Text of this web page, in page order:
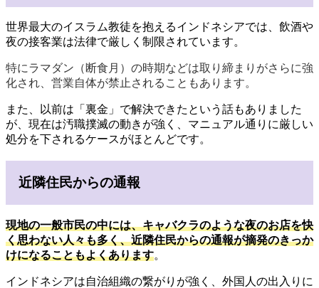
世界最大のイスラム教徒を抱えるインドネシアでは、飲酒や
夜の接客業は法律で厳しく制限されています。
特にラマダン（断食月）の時期などは取り締まりがさらに強
化され、営業自体が禁止されることもあります。
また、以前は「裏金」で解決できたという話もありました
が、現在は汚職撲滅の動きが強く、マニュアル通りに厳しい
処分を下されるケースがほとんどです。
近隣住民からの通報
現地の一般市民の中には、キャバクラのような夜のお店を快
く思わない人々も多く、近隣住民からの通報が摘発のきっか
けになることもよくあります。
インドネシアは自治組織の繋がりが強く、外国人の出入りに